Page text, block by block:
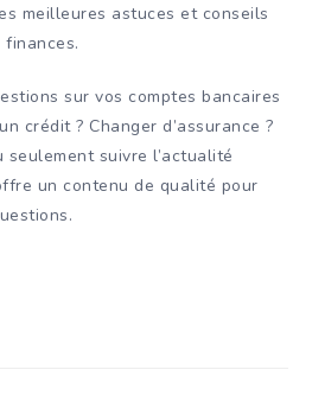
meilleures astuces et conseils
sur vos comptes bancaires
crédit ? Changer d’assurance ?
suivre l’actualité
un contenu de qualité pour